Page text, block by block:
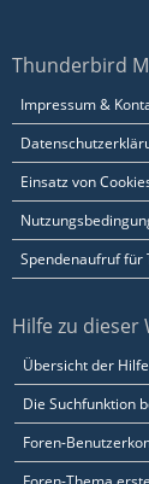
Thunderbird
Impressum &
Einsatz von
Spendenaufruf für
Hilfe zu dieser
Übersicht der
Die Suchfunktion
Foren-